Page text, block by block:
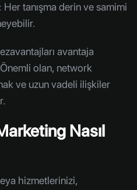
: Her tanışma derin ve samimi
avantaja
olan, network
ve uzun vadeli ilişkiler
Nasıl
hizmetlerinizi,